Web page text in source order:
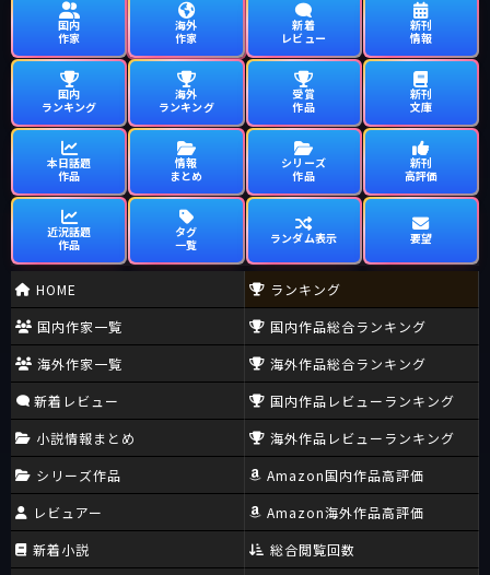
国内
作家
海外
作家
新着
レビュー
新刊
情報
国内
ランキング
海外
ランキング
受賞
作品
新刊
文庫
本日話題
作品
情報
まとめ
シリーズ
作品
新刊
高評価
近況話題
作品
タグ
一覧
ランダム表示 要望
HOME
国内作家一覧
海外作家一覧
新着レビュー
小説情報まとめ
シリーズ作品
レビュアー
新着小説
ランキング
国内作品総合ランキング
海外作品総合ランキング
国内作品レビューランキング
海外作品レビューランキング
Amazon国内作品高評価
Amazon海外作品高評価
総合閲覧回数